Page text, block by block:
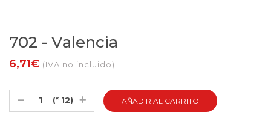
702 - Valencia
6,71€ (IVA no incluido)
(* 12)